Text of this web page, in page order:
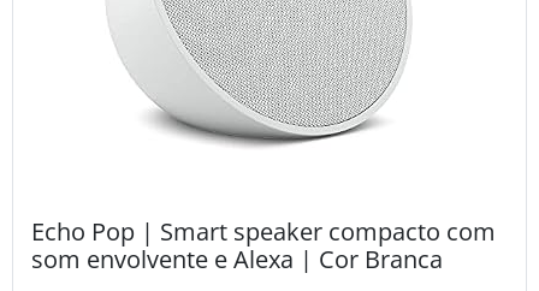
Echo Pop | Smart speaker compacto com
som envolvente e Alexa | Cor Branca